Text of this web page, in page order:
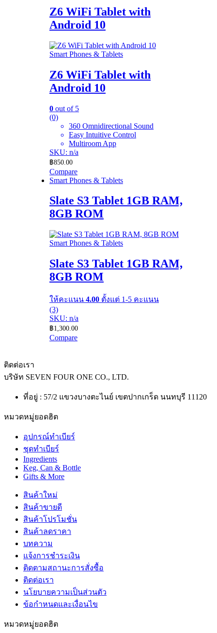
Z6 WiFi Tablet with
Android 10
Smart Phones & Tablets
Z6 WiFi Tablet with
Android 10
0 out of 5
(0)
360 Omnidirectional Sound
Easy Intuitive Control
Multiroom App
SKU: n/a
฿850.00
Compare
Smart Phones & Tablets
Slate S3 Tablet 1GB RAM,
8GB ROM
Smart Phones & Tablets
Slate S3 Tablet 1GB RAM,
8GB ROM
ให้คะแนน 4.00 ตั้งแต่ 1-5 คะแนน
(3)
SKU: n/a
฿1,300.00
Compare
ติดต่อเรา
บริษัท SEVEN FOUR ONE CO., LTD.
ที่อยู่ : 57/2 แขวงบางตะไนย์ เขตปากเกร็ด นนทบุรี 11120
หมวดหมู่ยอดฮิต
อุปกรณ์ทำเบียร์
ชุดทำเบียร์
Ingredients
Keg, Can & Bottle
Gifts & More
สินค้าใหม่
สินค้าขายดี
สินค้าโปรโมชั่น
สินค้าลดราคา
บทความ
แจ้งการชำระเงิน
ติดตามสถานะการสั่งซื้อ
ติดต่อเรา
นโยบายความเป็นส่วนตัว
ข้อกำหนดและเงื่อนไข
หมวดหมู่ยอดฮิต